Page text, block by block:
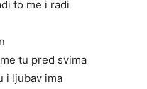
to me i radi
tu pred svima
i ljubav ima